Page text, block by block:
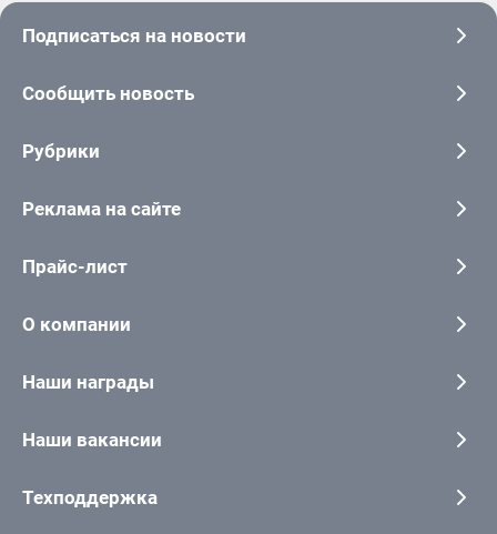
Подписаться на новости
Сообщить новость
Рубрики
Реклама на сайте
Прайс-лист
О компании
Наши награды
Наши вакансии
Техподдержка